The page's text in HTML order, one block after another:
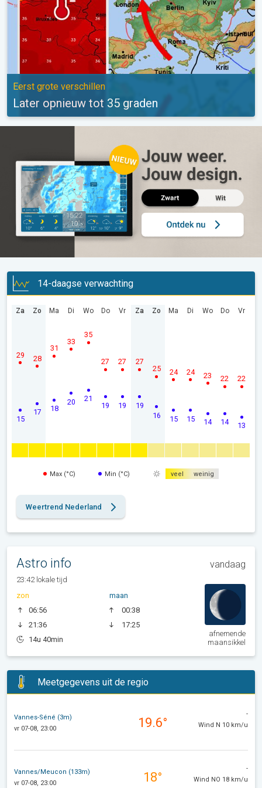
Eerst grote verschillen
Later opnieuw tot 35 graden
14-daagse verwachting
Za
15
29
Zo
17
28
Ma
18
31
Di
20
33
Wo
21
35
Do
19
27
Vr
19
27
Za
19
27
Zo
16
25
Ma
15
24
Di
15
24
Wo
14
23
Do
14
22
Vr
13
22
Max (°C) Min (°C) veel weinig
Weertrend Nederland
Astro info vandaag
23:42 lokale tijd
zon
06:56
21:36
14u 40min
maan
00:38
17:25
afnemende
maansikkel
Meetgegevens uit de regio
Vannes-Séné (3m)
vr 07-08, 23:00
19.6°
-
Wind N 10 km/u
Vannes/Meucon (133m)
vr 07-08, 23:00
18°
-
Wind NO 18 km/u